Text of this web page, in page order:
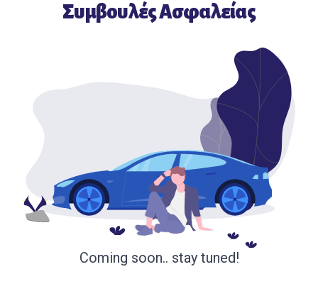
Συμβουλές Ασφαλείας
Coming soon.. stay tuned!